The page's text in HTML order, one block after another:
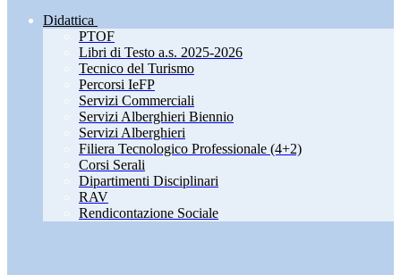
Didattica
PTOF
Libri di Testo a.s. 2025-2026
Tecnico del Turismo
Percorsi IeFP
Servizi Commerciali
Servizi Alberghieri Biennio
Servizi Alberghieri
Filiera Tecnologico Professionale (4+2)
Corsi Serali
Dipartimenti Disciplinari
RAV
Rendicontazione Sociale